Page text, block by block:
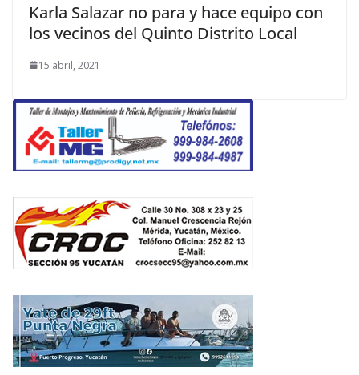
Karla Salazar no para y hace equipo con
los vecinos del Quinto Distrito Local
15 abril, 2021